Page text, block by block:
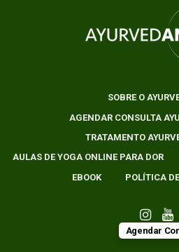
SOBRE O
AGENDAR CONSULTA
TRATAMENTO
AULAS DE YOGA ONLINE PARA DOR
EBOOK
POLÍTICA
Agendar